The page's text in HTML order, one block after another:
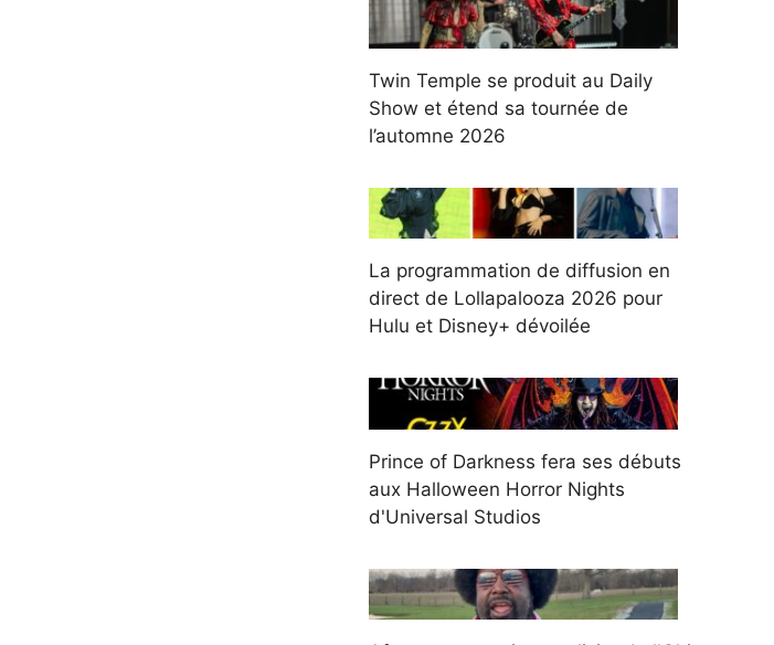
Twin Temple se produit au Daily
Show et étend sa tournée de
l’automne 2026
La programmation de diffusion en
direct de Lollapalooza 2026 pour
Hulu et Disney+ dévoilée
Prince of Darkness fera ses débuts
aux Halloween Horror Nights
d'Universal Studios